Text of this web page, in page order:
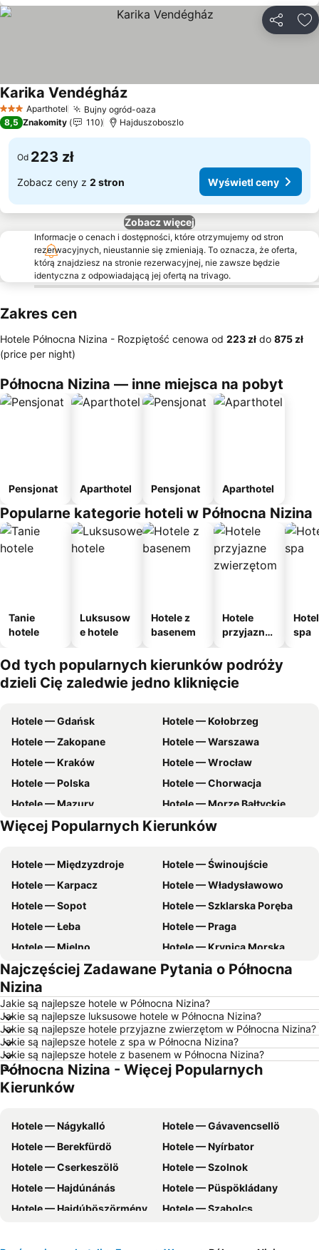
3 KategoriaAparthotel Bujny ogród-oaza
Karika VendégházWyświetl ceny
8,5 Znakomity 110 Hajduszoboszlo
Od 223 zł
Zobacz ceny z 2 stron Wyświetl ceny
Zobacz więcej
Informacje o cenach i dostępności, które otrzymujemy od stron
rezerwacyjnych, nieustannie się zmieniają. To oznacza, że oferta,
którą znajdziesz na stronie rezerwacyjnej, nie zawsze będzie
identyczna z odpowiadającą jej ofertą na trivago.
Zakres cen
Hotele Północna Nizina - Rozpiętość cenowa od ‎223 zł do ‎875 zł
(price per night)
Północna Nizina — inne miejsca na pobyt
Pensjonat Aparthotel Pensjonat Aparthotel
Popularne kategorie hoteli w Północna Nizina
Tanie
hotele
Luksusow
e hotele
Hotele z
basenem
Hotele
przyjazne
m
spa
Od tych popularnych kierunków podróży
dzieli Cię zaledwie jedno kliknięcie
Hotele — Gdańsk
Hotele — Kołobrzeg
Hotele — Zakopane
Hotele — Warszawa
Hotele — Kraków
Hotele — Wrocław
Hotele — Polska
Hotele — Chorwacja
Hotele — Mazury
Hotele — Morze Bałtyckie
Hotele — Malta
Hotele — Wybrzeże Bałtyckie
Więcej Popularnych Kierunków
Hotele — Międzyzdroje
Hotele — Świnoujście
Hotele — Karpacz
Hotele — Władysławowo
Hotele — Sopot
Hotele — Szklarska Poręba
Hotele — Łeba
Hotele — Praga
Hotele — Mielno
Hotele — Krynica Morska
Hotele — Gdynia
Hotele — Poznań
Hotele — Rzym
Hotele — Wisła
Hotele — Barcelona
Hotele — Szczawnica
Hotele — Szczyrk
Hotele — Rewal
Hotele — zachodniopomorskie
Hotele — Pomorskie
Hotele — wybrzeże Chorwacji
Hotele — Majorka
Hotele — Grecja
Hotele — Włochy
Hotele — Bieszczady
Hotele — Dolnośląskie
Hotele — Albania
Hotele — Czarnogóra
Hotele — warmińsko-mazurskie
Hotele — Sardynia
Najczęściej Zadawane Pytania o Północna
Nizina
Jakie są najlepsze hotele w Północna Nizina?
Jakie są najlepsze luksusowe hotele w Północna Nizina?
Jakie są najlepsze hotele przyjazne zwierzętom w Północna Nizina?
Jakie są najlepsze hotele z spa w Północna Nizina?
Jakie są najlepsze hotele z basenem w Północna Nizina?
Północna Nizina - Więcej Popularnych
Kierunków
Hotele — Nágykalló
Hotele — Gávavencsellö
Hotele — Berekfürdö
Hotele — Nyírbator
Hotele — Cserkeszölö
Hotele — Szolnok
Hotele — Hajdúnánás
Hotele — Püspökládany
Hotele — Hajdúböszörmény
Hotele — Szabolcs